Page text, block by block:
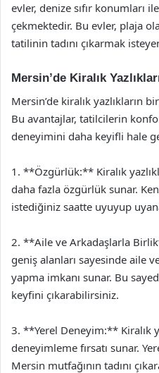
evler, denize sıfır konumları
çekmektedir. Bu evler, plaja
tatilinin tadını çıkarmak
Mersin’de Kiralık
Mersin’de kiralık yazlıkların
Bu avantajlar, tatilcilerin
deneyimini daha keyifli hale
1. **Özgürlük:** Kiralık
daha fazla özgürlük sunar.
istediğiniz saatte uyuyup
2. **Aile ve Arkadaşlarla
geniş alanları sayesinde aile
yapma imkanı sunar. Bu
keyfini çıkarabilirsiniz.
3. **Yerel Deneyim:** Kiralık
deneyimleme fırsatı sunar.
Mersin mutfağının tadını